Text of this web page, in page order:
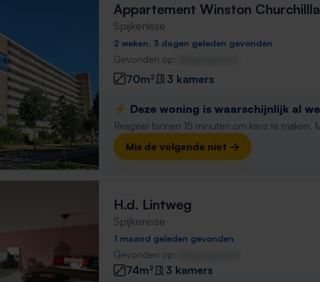
Appartement Winston
Spijkenisse
2 weken, 3 dagen geleden gevonden
Gevonden op:
70m² 3 kamers
⚡️ Deze woning is waarschijnlijk al
Reageer binnen 15 minuten om kans te maken.
Mis de volgende niet →
H.d. Lintweg
Spijkenisse
1 maand geleden gevonden
Gevonden op:
74m²
3 kamers